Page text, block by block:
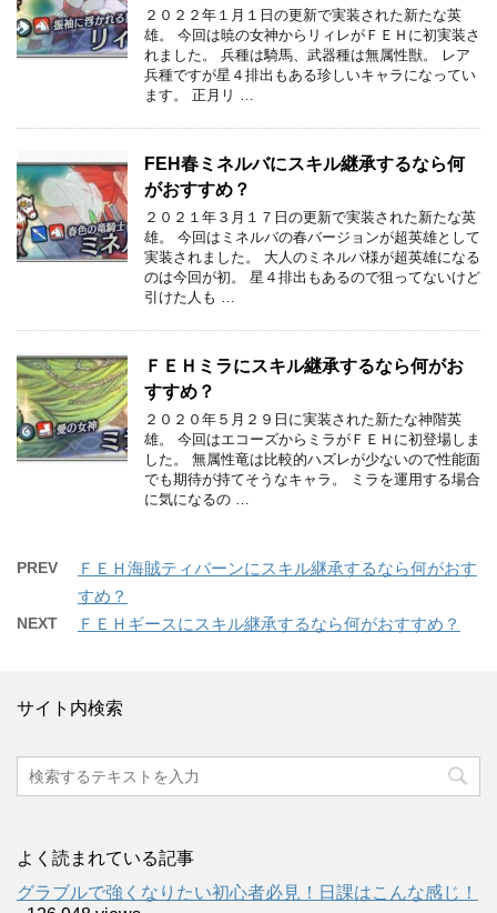
２０２２年１月１日の更新で実装された新たな英
雄。 今回は暁の女神からリィレがＦＥＨに初実装さ
れました。 兵種は騎馬、武器種は無属性獣。 レア
兵種ですが星４排出もある珍しいキャラになってい
ます。 正月リ …
FEH春ミネルバにスキル継承するなら何
がおすすめ？
２０２１年３月１７日の更新で実装された新たな英
雄。 今回はミネルバの春バージョンが超英雄として
実装されました。 大人のミネルバ様が超英雄になる
のは今回が初。 星４排出もあるので狙ってないけど
引けた人も …
ＦＥＨミラにスキル継承するなら何がお
すすめ？
２０２０年５月２９日に実装された新たな神階英
雄。 今回はエコーズからミラがＦＥＨに初登場しま
した。 無属性竜は比較的ハズレが少ないので性能面
でも期待が持てそうなキャラ。 ミラを運用する場合
に気になるの …
PREV
ＦＥＨ海賊ティバーンにスキル継承するなら何がおす
すめ？
NEXT ＦＥＨギースにスキル継承するなら何がおすすめ？
サイト内検索
よく読まれている記事
グラブルで強くなりたい初心者必見！日課はこんな感じ！